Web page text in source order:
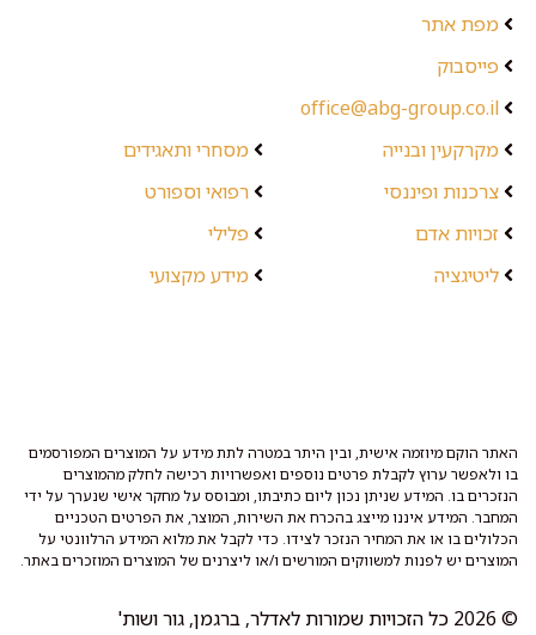
מפת אתר
פייסבוק
office@abg-group.co.il
מקרקעין ובנייה
צרכנות ופיננסי
זכויות אדם
ליטיגציה
מסחרי ותאגידים
רפואי וספורט
פלילי
מידע מקצועי
האתר הוקם מיוזמה אישית, ובין היתר במטרה לתת מידע על המוצרים המפורסמים
בו ולאפשר ערוץ לקבלת פרטים נוספים ואפשרויות רכישה לחלק מהמוצרים
הנזכרים בו. המידע שניתן נכון ליום כתיבתו, ומבוסס על מחקר אישי שנערך על ידי
המחבר. המידע איננו מייצג בהכרח את השירות, המוצר, את הפרטים הטכניים
הכלולים בו או את המחיר הנזכר לצידו. כדי לקבל את מלוא המידע הרלוונטי על
המוצרים יש לפנות למשווקים המורשים ו/או ליצרנים של המוצרים המוזכרים באתר.
© 2026 כל הזכויות שמורות לאדלר, ברגמן, גור ושות'